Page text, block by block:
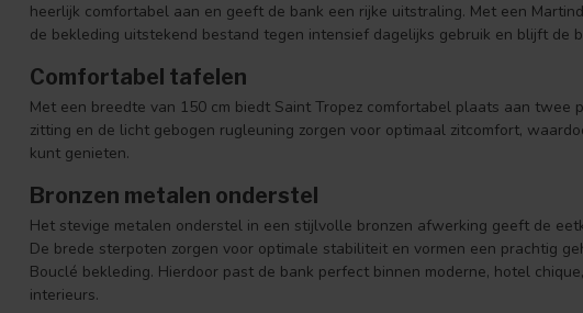
heerlijk comfortabel aan en geeft de bank een rijke uitstraling. Met een
de bekleding uitstekend bestand tegen intensief dagelijks gebruik en blijft de
Comfortabel tafelen
Met een breedte van 150 cm biedt Saint Tropez comfortabel plaats aan twee
zitting en de licht gebogen rugleuning zorgen voor optimaal zitcomfort,
kunt genieten.
Bronzen metalen onderstel
Het stevige metalen onderstel in een stijlvolle bronzen afwerking geeft de
De brede sterpoten zorgen voor optimale stabiliteit en vormen een prachtig
Bouclé bekleding. Hierdoor past de bank perfect binnen moderne, hotel
interieurs.